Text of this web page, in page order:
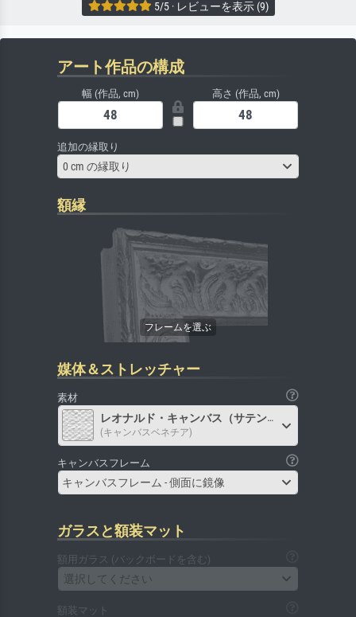
5/5 · レビューを表示 (9)
アート作品の構成
幅 (作品, cm) 高さ (作品, cm)
追加の縁取り
0 cm の縁取り
額縁
媒体＆ストレッチャー
素材
レオナルド・キャンバス（サテン）
(キャンバスベネチア)
キャンバスフレーム
キャンバスフレーム - 側面に鏡像
ガラスと額装マット
額用ガラス (バックボードを含む)
選択してください
額装マット